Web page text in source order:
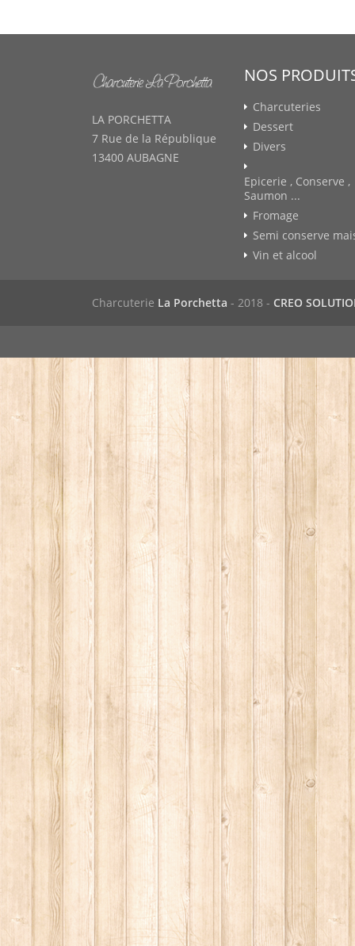
LA PORCHETTA
7 Rue de la République
13400 AUBAGNE
NOS
Charcuteries
Dessert
Divers
Epicerie , Conserve ,
Saumon ...
Fromage
Semi conserve
Vin et alcool
Charcuterie La Porchetta - 2018 - CREO